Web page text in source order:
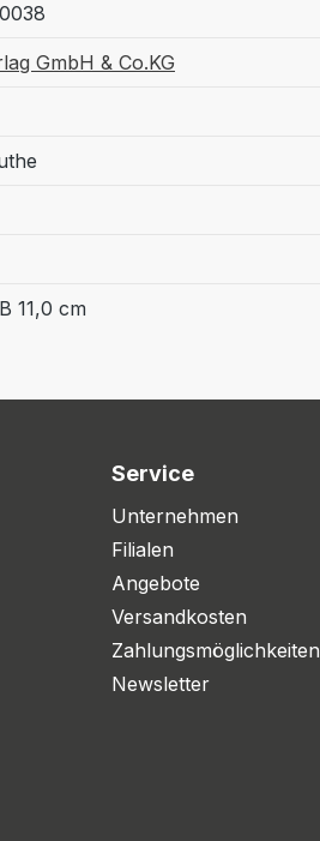
GmbH & Co.KG
11,0 cm
Service
Unternehmen
Filialen
Angebote
Versandkosten
Zahlungsmöglichkeiten
Newsletter